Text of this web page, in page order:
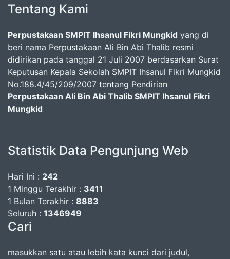
Tentang Kami
Perpustakaan SMPIT Ihsanul Fikri Mungkid yang di
beri nama Perpustakaan Ali Bin Abi Thalib resmi
didirikan pada tanggal 21 Juli 2007 berdasarkan Surat
Keputusan Kepala Sekolah SMPIT Ihsanul Fikri Mungkid
No.188.4/45/209/2007 tentang Pendirian
Perpustakaan Ali Bin Abi Thalib SMPIT Ihsanul Fikri
Mungkid
Statistik Data Pengunjung Web
Hari Ini : 242
1 Minggu Terakhir : 3411
1 Bulan Terakhir : 8883
Seluruh : 1346949
Cari
masukkan satu atau lebih kata kunci dari judul,